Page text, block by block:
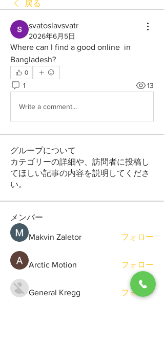
戻る
svatoslavsvatr
2026年6月5日
Where can I find a good online  in
Bangladesh?
0
1 13
Write a comment...
グループについて
カテゴリーの詳細や、訪問者に投稿し
てほしい記事の内容を説明してくださ
い。
メンバー
Makvin Zaletor フォロー
Arctic Motion フォロー
General Kregg フォロー